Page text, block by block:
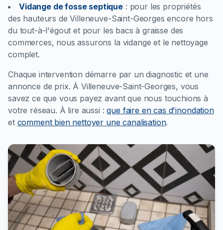
Vidange de fosse septique : pour les propriétés
des hauteurs de Villeneuve-Saint-Georges encore hors
du tout-à-l'égout et pour les bacs à graisse des
commerces, nous assurons la vidange et le nettoyage
complet.
Chaque intervention démarre par un diagnostic et une
annonce de prix. À Villeneuve-Saint-Georges, vous
savez ce que vous payez avant que nous touchions à
votre réseau. À lire aussi : que faire en cas d'inondation
et comment bien nettoyer une canalisation.